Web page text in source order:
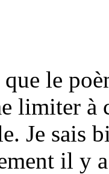
le
limiter à
Je sais
il y